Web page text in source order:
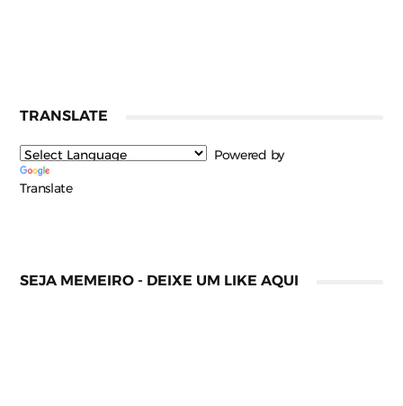
TRANSLATE
Powered by
Translate
SEJA MEMEIRO - DEIXE UM LIKE AQUI